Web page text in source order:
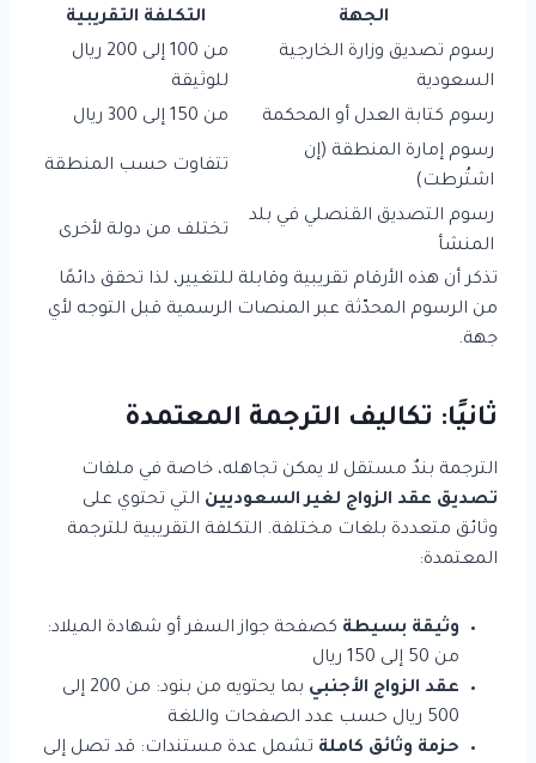
الجهة
التكلفة التقريبية
رسوم تصديق وزارة الخارجية
السعودية
من 100 إلى 200 ريال
للوثيقة
رسوم كتابة العدل أو المحكمة
من 150 إلى 300 ريال
رسوم إمارة المنطقة (إن
اشتُرطت)
تتفاوت حسب المنطقة
رسوم التصديق القنصلي في بلد
المنشأ
تختلف من دولة لأخرى
تذكر أن هذه الأرقام تقريبية وقابلة للتغيير، لذا تحقق دائمًا
من الرسوم المحدّثة عبر المنصات الرسمية قبل التوجه لأي
جهة.
ثانيًا: تكاليف الترجمة المعتمدة
الترجمة بندٌ مستقل لا يمكن تجاهله، خاصة في ملفات
تصديق عقد الزواج لغير السعوديين التي تحتوي على
وثائق متعددة بلغات مختلفة. التكلفة التقريبية للترجمة
المعتمدة:
وثيقة بسيطة كصفحة جواز السفر أو شهادة الميلاد:
من 50 إلى 150 ريال
عقد الزواج الأجنبي
بما يحتويه من بنود: من 200 إلى
500 ريال حسب عدد الصفحات واللغة
حزمة وثائق كاملة تشمل عدة مستندات: قد تصل إلى